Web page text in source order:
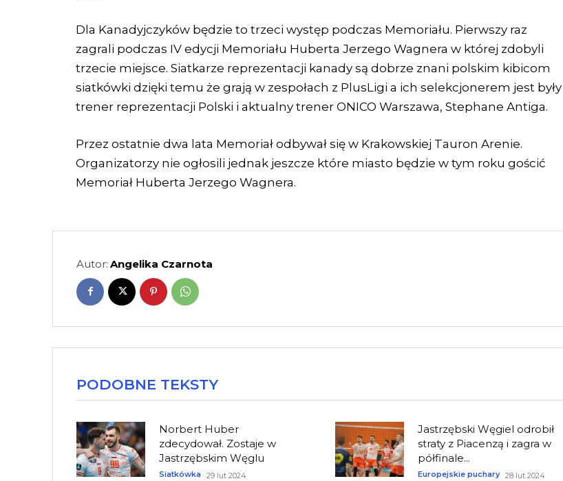
Dla Kanadyjczyków będzie to trzeci występ podczas Memoriału. Pierwszy raz
zagrali podczas IV edycji Memoriału Huberta Jerzego Wagnera w której zdobyli
trzecie miejsce. Siatkarze reprezentacji kanady są dobrze znani polskim kibicom
siatkówki dzięki temu że grają w zespołach z PlusLigi a ich selekcjonerem jest były
trener reprezentacji Polski i aktualny trener ONICO Warszawa, Stephane Antiga.
Przez ostatnie dwa lata Memoriał odbywał się w Krakowskiej Tauron Arenie.
Organizatorzy nie ogłosili jednak jeszcze które miasto będzie w tym roku gościć
Memoriał Huberta Jerzego Wagnera.
Autor: Angelika Czarnota
PODOBNE TEKSTY
Norbert Huber
zdecydował. Zostaje w
Jastrzębskim Węglu
Siatkówka 29 lut 2024
Jastrzębski Węgiel odrobił
straty z Piacenzą i zagra w
półfinale...
Europejskie puchary 28 lut 2024